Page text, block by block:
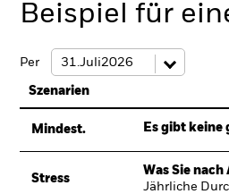
Beispiel für
Per
Szenarien
Mindest. Es gibt
Stress
Was Sie
Jährliche